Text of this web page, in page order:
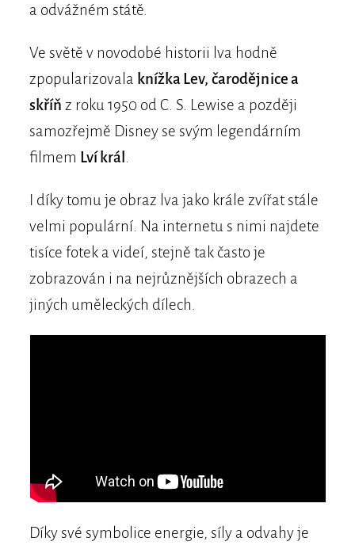
a odvážném státě.
Ve světě v novodobé historii lva hodně
zpopularizovala knížka Lev, čarodějnice a
skříň z roku 1950 od C. S. Lewise a později
samozřejmě Disney se svým legendárním
filmem Lví král.
I díky tomu je obraz lva jako krále zvířat stále
velmi populární. Na internetu s nimi najdete
tisíce fotek a videí, stejně tak často je
zobrazován i na nejrůznějších obrazech a
jiných uměleckých dílech.
Díky své symbolice energie, síly a odvahy je